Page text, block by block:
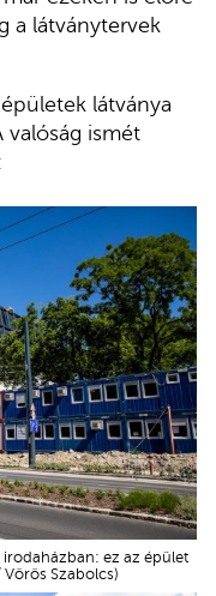
a látványtervek
látványa
valóság ismét
ez az épület
Szabolcs)